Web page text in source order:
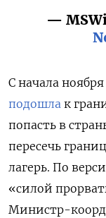
—
С начала
подошла к
попасть в
пересечь
лагерь. По
«силой
Министр-